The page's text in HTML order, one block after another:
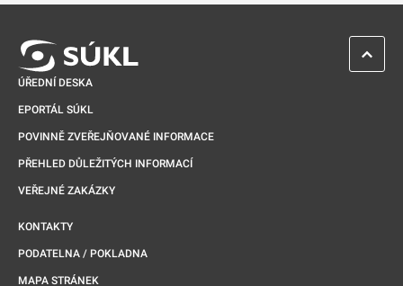
ÚŘEDNÍ DESKA
EPORTÁL SÚKL
POVINNĚ ZVEŘEJŇOVANÉ INFORMACE
PŘEHLED DŮLEŽITÝCH INFORMACÍ
VEŘEJNÉ ZAKÁZKY
KONTAKTY
PODATELNA / POKLADNA
MAPA STRÁNEK
ZPĚT